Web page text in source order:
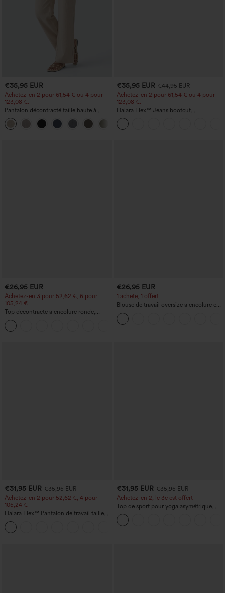
€35,95 EUR
Achetez-en 2 pour 61,54 € ou 4 pour
123,08 €.
Pantalon décontracté taille haute à
jambe droite, effet lin, avec poches
€35,95 EUR €44,95 EUR
Achetez-en 2 pour 61,54 € ou 4 pour
123,08 €.
Halara Flex™ Jeans bootcut
décontractés taille haute, effet délavé,
avec poches
€26,95 EUR
Achetez-en 3 pour 52,62 €, 6 pour
105,24 €
Top décontracté à encolure ronde,
manches chauve-souris et coupe ample
€26,95 EUR
1 acheté, 1 offert
Blouse de travail oversize à encolure en
V, manches courtes, en tissu
anti‑froissage
€31,95 EUR €35,95 EUR
Achetez-en 2 pour 52,62 €, 4 pour
105,24 €
Halara Flex™ Pantalon de travail taille
haute sculptant la silhouette, gainant la
taille, avec poches, jambe large en
micro-gaufre
€31,95 EUR €35,95 EUR
Achetez-en 2, le 3e est offert
Top de sport pour yoga asymétrique
(une épaule) à manches longues avec
ouverture pour le pouce, ourlet arrondi
haut-bas, séchage rapide, soutien-gorge